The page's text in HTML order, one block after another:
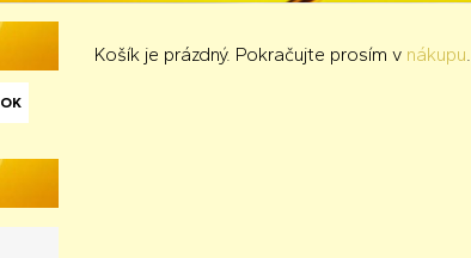
Košík je prázdný. Pokračujte prosím v nákupu.